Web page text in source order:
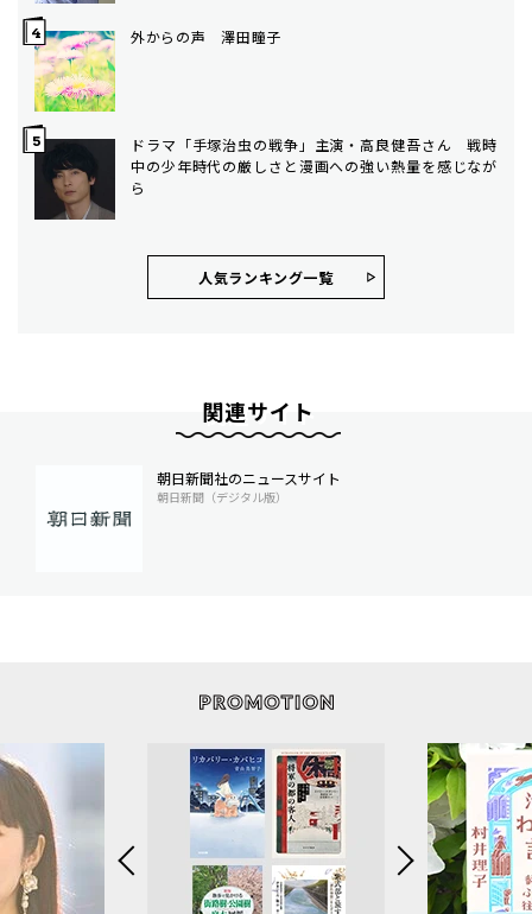
外からの声 澤田瞳子
ドラマ「手塚治虫の戦争」主演・高良健吾さん 戦時
中の少年時代の厳しさと漫画への強い熱量を感じなが
ら
人気ランキング⼀覧
関連サイト
朝日新聞社のニュースサイト
朝日新聞（デジタル版）